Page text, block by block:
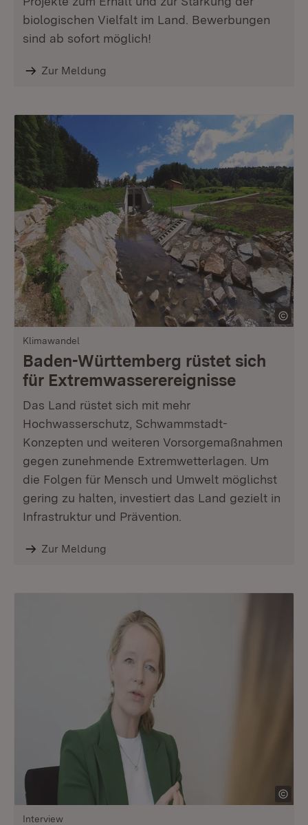
biologischen Vielfalt im Land. Bewerbungen
sind ab sofort möglich!
Zur Meldung
Klimawandel
Baden-Württemberg rüstet sich
für Extremwasserereignisse
Das Land rüstet sich mit mehr
Hochwasserschutz, Schwammstadt-
Konzepten und weiteren Vorsorgemaßnahmen
gegen zunehmende Extremwetterlagen. Um
die Folgen für Mensch und Umwelt möglichst
gering zu halten, investiert das Land gezielt in
Infrastruktur und Prävention.
Zur Meldung
Interview